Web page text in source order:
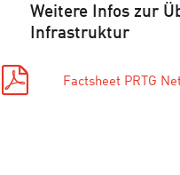
Weitere Infos zur
Infrastruktur
Factsheet PRTG